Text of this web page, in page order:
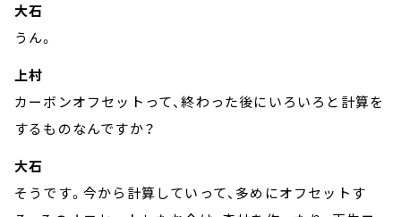
大石
うん。
上村
カーボンオフセットって、終わった後にいろいろと計算を
するものなんですか？
大石
そうです。今から計算していって、多めにオフセットす